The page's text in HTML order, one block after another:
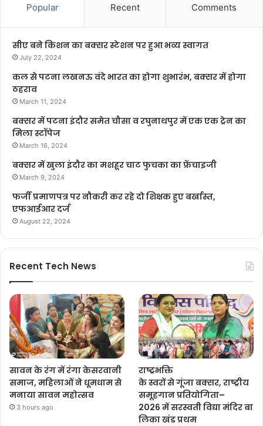
Popular Recent Comments
सीए बने किशन का बक्सर स्टेशन पर हुआ भव्य स्वागत
July 22, 2024
कल से पटना लखनऊ वंदे भारत का होगा शुभारंभ, बक्सर में होगा
ठहराव
March 11, 2024
बक्सर में पटना इंदौर समेत चौसा व रघुनाथपुर में एक एक ट्रेन का
मिला स्टॉपेज
March 16, 2024
बक्सर में खुला इंदौर का मशहूर चाट फुचका का फ्रेंचाइजी
March 9, 2024
फर्जी प्रमाणपत्र पर नौकरी कर रहे दो शिक्षक हुए बर्खास्त,
एफआईआर दर्ज
August 22, 2024
Recent Tech News
सावन के रंग में रंगा केसरवानी
समाज, महिलाओं ने धूमधाम से
मनाया सावन महोत्सव
3 hours ago
राष्ट्रभक्ति
के स्वरों से गूंजा बक्सर, राष्ट्रीय
समूहगान प्रतियोगिता–
2026 में सरस्वती विद्या मंदिर बा
लिका खंड प्रथम